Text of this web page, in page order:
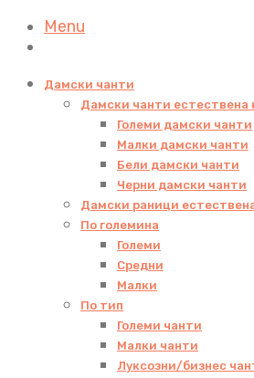
Menu
Дамски чанти
Дамски чанти естествена
Големи дамски чанти
Малки дамски чанти
Бели дамски чанти
Черни дамски чанти
Дамски раници
По големина
Големи
Средни
Малки
По тип
Големи чанти
Малки чанти
Луксозни/бизнес